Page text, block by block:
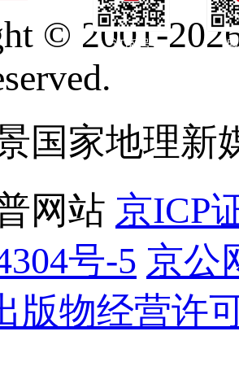
订阅号
© 2001-
国家地理新
网站 京ICP
号-5 京公
版物经营许